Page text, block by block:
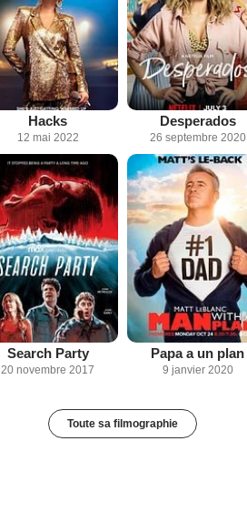
Hacks
12 mai 2022
Desperados
26 septembre 2020
Search Party
20 novembre 2017
Papa a un plan
9 janvier 2020
Toute sa filmographie